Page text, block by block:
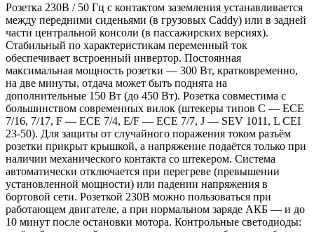
Розетка 230В / 50 Гц с контактом заземления устанавливается
между передними сиденьями (в грузовых Caddy) или в задней
части центральной консоли (в пассажирских версиях).
Стабильный по характеристикам переменный ток
обеспечивает встроенный инвертор. Постоянная
максимальная мощность розетки — 300 Вт, кратковременно,
на две минуты, отдача может быть поднята на
дополнительные 150 Вт (до 450 Вт). Розетка совместима с
большинством современных вилок (штекеры типов C — ECE
7/16, 7/17, F — EСE 7/4, E/F — EСE 7/7, J — SEV 1011, L CEI
23-50). Для защиты от случайного поражения током разъём
розетки прикрыт крышкой, а напряжение подаётся только при
наличии механического контакта со штекером. Система
автоматически отключается при перегреве (превышении
установленной мощности) или падении напряжения в
бортовой сети. Розеткой 230В можно пользоваться при
работающем двигателе, а при нормальном заряде АКБ — и до
10 минут после остановки мотора. Контрольные светодиоды: